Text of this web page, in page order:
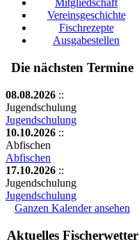
Mitgliedschaft
Vereinsgeschichte
Fischrezepte
Ausgabestellen
Die nächsten Termine
08.08.2026 ::
Jugendschulung
Jugendschulung
10.10.2026 ::
Abfischen
Abfischen
17.10.2026 ::
Jugendschulung
Jugendschulung
Ganzen Kalender ansehen
Aktuelles Fischerwetter